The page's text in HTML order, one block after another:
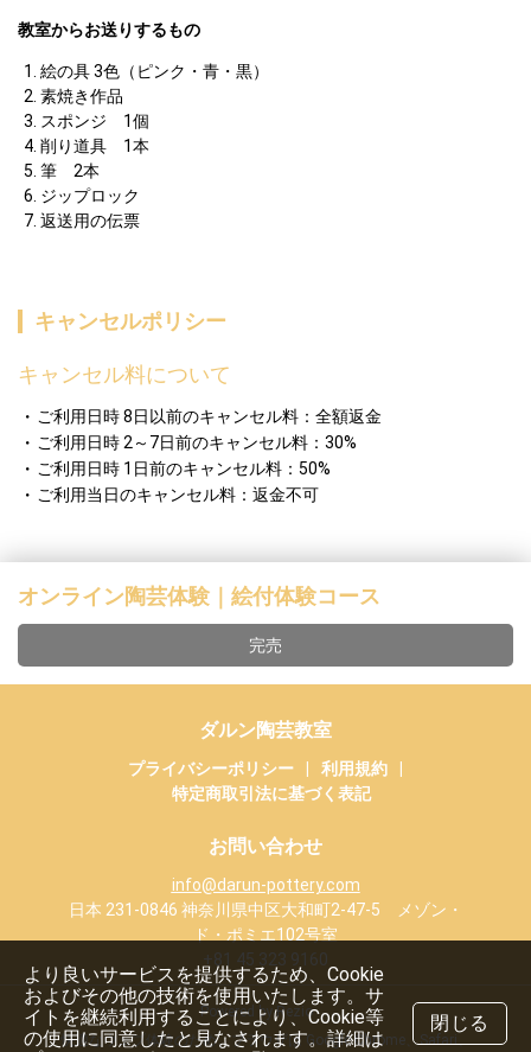
教室からお送りするもの
絵の具 3色（ピンク・青・黒）
素焼き作品
スポンジ　1個
削り道具　1本
筆　2本
ジップロック
返送用の伝票
キャンセルポリシー
キャンセル料について
ご利用日時 8日以前のキャンセル料：全額返金
ご利用日時 2～7日前のキャンセル料：30%
ご利用日時 1日前のキャンセル料：50%
ご利用当日のキャンセル料：返金不可
オンライン陶芸体験｜絵付体験コース
完売
ダルン陶芸教室
プライバシーポリシー 利用規約
特定商取引法に基づく表記
お問い合わせ
info@darun-pottery.com
日本 231-0846 神奈川県中区大和町2-47-5 メゾン・
ド・ポミエ102号室
+81 45 323 9160
Powered by Rezio
快適なウェブ体験のため、ブラウザは Google Chrome、Safari、
より良いサービスを提供するため、Cookie
およびその他の技術を使用いたします。サ
イトを継続利用することにより、Cookie等
の使用に同意したと見なされます。詳細は
閉じる